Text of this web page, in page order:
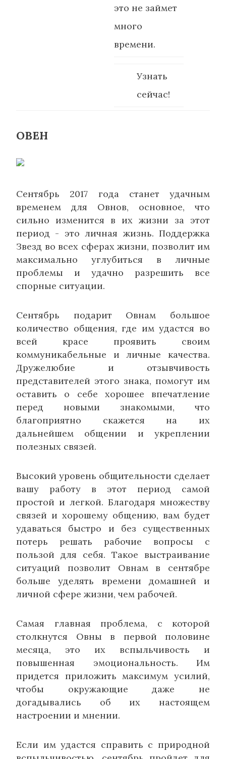
это не займет
много
времени.
Узнать
сейчас!
ОВЕН
Сентябрь 2017 года станет удачным
временем для Овнов, основное, что
сильно изменится в их жизни за этот
период - это личная жизнь. Поддержка
Звезд во всех сферах жизни, позволит им
максимально углубиться в личные
проблемы и удачно разрешить все
спорные ситуации.
Сентябрь подарит Овнам большое
количество общения, где им удастся во
всей красе проявить своим
коммуникабельные и личные качества.
Дружелюбие и отзывчивость
представителей этого знака, помогут им
оставить о себе хорошее впечатление
перед новыми знакомыми, что
благоприятно скажется на их
дальнейшем общении и укреплении
полезных связей.
Высокий уровень общительности сделает
вашу работу в этот период самой
простой и легкой. Благодаря множеству
связей и хорошему общению, вам будет
удаваться быстро и без существенных
потерь решать рабочие вопросы с
пользой для себя. Такое выстраивание
ситуаций позволит Овнам в сентябре
больше уделять времени домашней и
личной сфере жизни, чем рабочей.
Самая главная проблема, с которой
столкнутся Овны в первой половине
месяца, это их вспыльчивость и
повышенная эмоциональность. Им
придется приложить максимум усилий,
чтобы окружающие даже не
догадывались об их настоящем
настроении и мнении.
Если им удастся справить с природной